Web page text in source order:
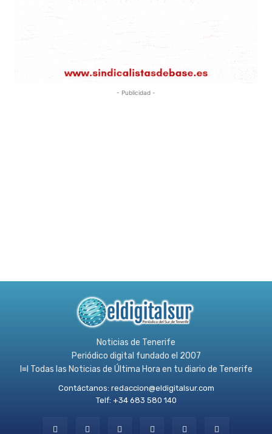
- Publicidad -
Noticias de Tenerife
Periódico digital fundado el 2007
l≡l Todas las Noticias de Última Hora en tu diario de Tenerife
Contáctanos: redaccion@eldigitalsur.com
Telf: +34 683 580 140